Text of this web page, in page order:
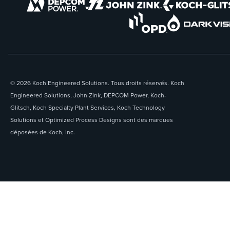
© 2026 Koch Engineered Solutions. Tous droits réservés. Koch
Engineered Solutions, John Zink, DEPCOM Power, Koch-
Glitsch, Koch Specialty Plant Services, Koch Technology
Solutions et Optimized Process Designs sont des marques
déposées de Koch, Inc.